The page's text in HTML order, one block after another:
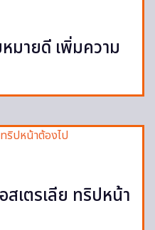
มายดี เพิ่มความ
สเตรเลีย ทริปหน้า